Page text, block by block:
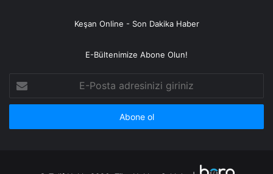
Keşan Online - Son Dakika Haber
E-Bültenimize Abone Olun!
Posta
adresinizi